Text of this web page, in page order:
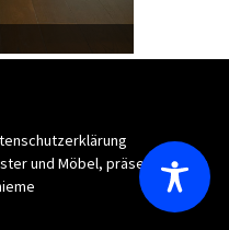
und Möbel, präsentiert von